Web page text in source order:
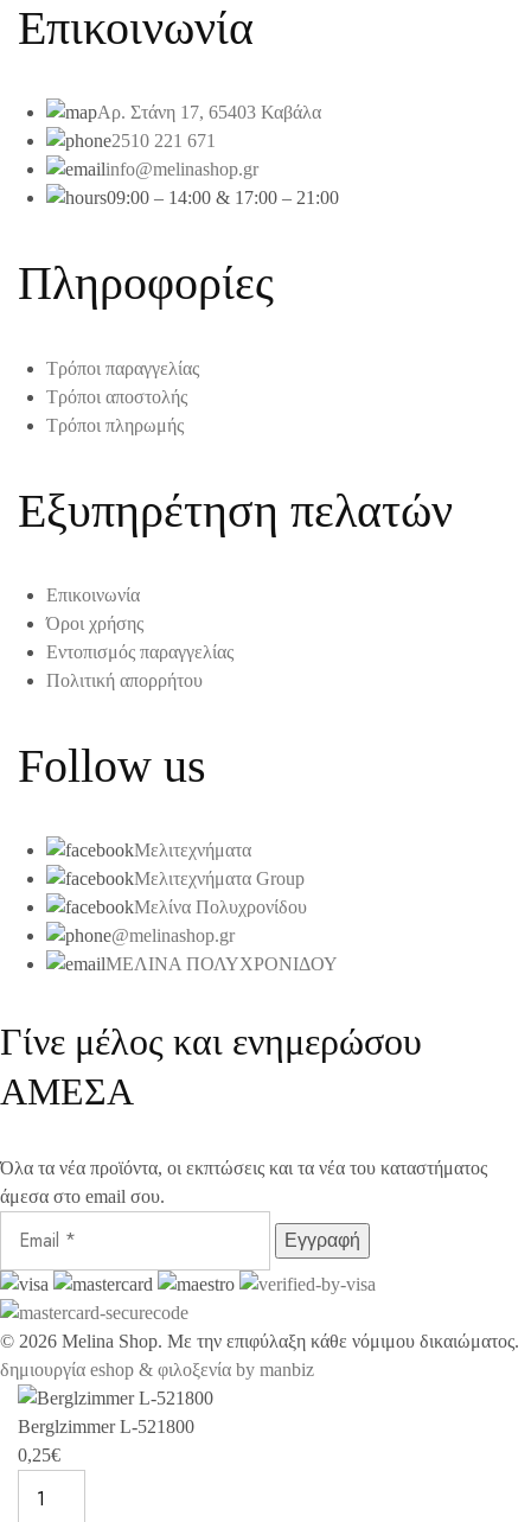
Επικοινωνία
Αρ. Στάνη 17, 65403 Καβάλα
2510 221 671
info@melinashop.gr
09:00 – 14:00 & 17:00 – 21:00
Πληροφορίες
Τρόποι παραγγελίας
Τρόποι αποστολής
Τρόποι πληρωμής
Εξυπηρέτηση πελατών
Επικοινωνία
Όροι χρήσης
Εντοπισμός παραγγελίας
Πολιτική απορρήτου
Follow us
Μελιτεχνήματα
Μελιτεχνήματα Group
Μελίνα Πολυχρονίδου
@melinashop.gr
ΜΕΛΙΝΑ ΠΟΛΥΧΡΟΝΙΔΟΥ
Γίνε μέλος και ενημερώσου
ΑΜΕΣΑ
Όλα τα νέα προϊόντα, οι εκπτώσεις και τα νέα του καταστήματος
άμεσα στο email σου.
© 2026 Melina Shop. Με την επιφύλαξη κάθε νόμιμου δικαιώματος.
δημιουργία eshop & φιλοξενία by manbiz
Berglzimmer L-521800
0,25€